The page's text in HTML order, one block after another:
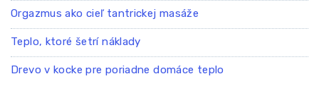
Orgazmus ako cieľ tantrickej masáže
Teplo, ktoré šetrí náklady
Drevo v kocke pre poriadne domáce teplo